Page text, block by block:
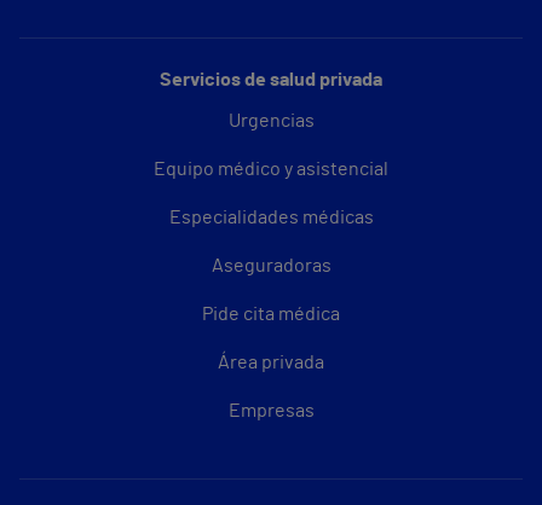
Servicios de salud privada
Urgencias
Equipo médico y asistencial
Especialidades médicas
Aseguradoras
Pide cita médica
Área privada
Empresas